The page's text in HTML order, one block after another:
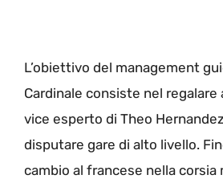
L’obiettivo del management
Cardinale consiste nel regalare
vice esperto di Theo
disputare gare di alto livello.
cambio al francese nella corsia